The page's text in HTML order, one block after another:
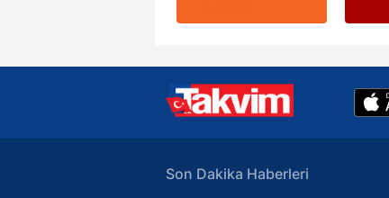
Son Dakika Haberleri